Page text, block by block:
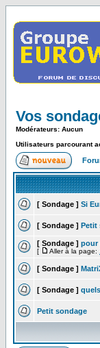
Vos
Modérateurs: Aucun
Utilisateurs parcourant
[ Sondage ] Si
[ Sondage ] Petit
[ Sondage ] pour
[ Aller à la page:
[ Sondage ]
[ Sondage ]
Petit sondage